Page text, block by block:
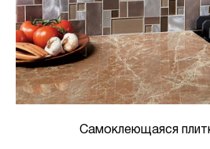
Самоклеющаяся